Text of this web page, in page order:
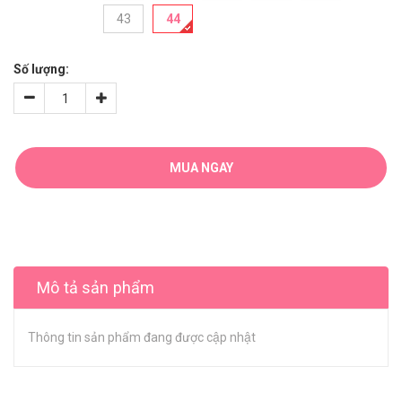
43 44
Số lượng:
MUA NGAY
Mô tả sản phẩm
Thông tin sản phẩm đang được cập nhật